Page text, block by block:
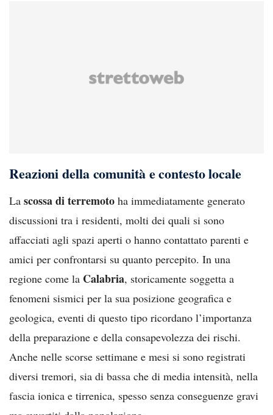
Reazioni della comunità e contesto locale
La scossa di terremoto ha immediatamente generato
discussioni tra i residenti, molti dei quali si sono
affacciati agli spazi aperti o hanno contattato parenti e
amici per confrontarsi su quanto percepito. In una
regione come la Calabria, storicamente soggetta a
fenomeni sismici per la sua posizione geografica e
geologica, eventi di questo tipo ricordano l’importanza
della preparazione e della consapevolezza dei rischi.
Anche nelle scorse settimane e mesi si sono registrati
diversi tremori, sia di bassa che di media intensità, nella
fascia ionica e tirrenica, spesso senza conseguenze gravi